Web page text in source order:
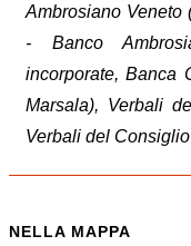
Ambrosiano Veneto
- Banco
incorporate, Banca
Marsala), Verbali
Verbali del
NELLA MAPPA